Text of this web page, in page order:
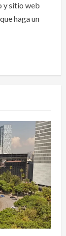
y sitio web
haga un